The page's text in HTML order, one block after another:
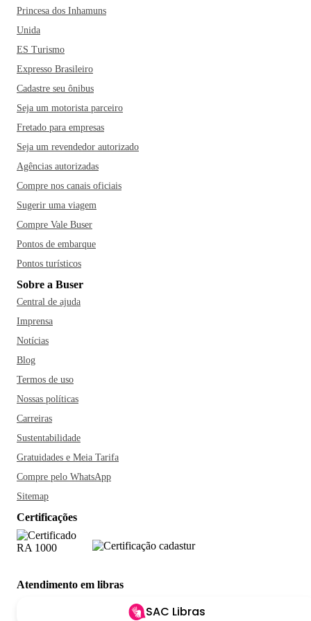
Princesa dos Inhamuns
Unida
ES Turismo
Expresso Brasileiro
Cadastre seu ônibus
Seja um motorista parceiro
Fretado para empresas
Seja um revendedor autorizado
Agências autorizadas
Compre nos canais oficiais
Sugerir uma viagem
Compre Vale Buser
Pontos de embarque
Pontos turísticos
Sobre a Buser
Central de ajuda
Imprensa
Notícias
Blog
Termos de uso
Nossas políticas
Carreiras
Sustentabilidade
Gratuidades e Meia Tarifa
Compre pelo WhatsApp
Sitemap
Certificações
Atendimento em libras
SAC Libras